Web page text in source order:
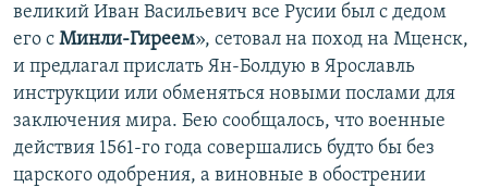
великий Иван Васильевич все Русии был с дедом
его с Минли-Гиреем», сетовал на поход на Мценск,
и предлагал прислать Ян-Болдую в Ярославль
инструкции или обменяться новыми послами для
заключения мира. Бею сообщалось, что военные
действия 1561-го года совершались будто бы без
царского одобрения, а виновные в обострении